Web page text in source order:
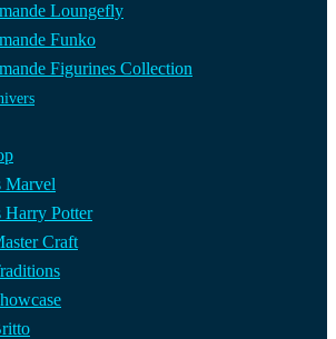
Loungefly
Funko
Figurines Collection
Marvel
Harry Potter
Craft